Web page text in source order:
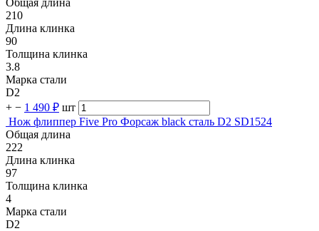
210
Длина клинка
90
Толщина клинка
3.8
Марка стали
D2
+ − 1 490 ₽ шт
Нож флиппер Five Pro Форсаж black сталь D2 SD1524
Общая длина
222
Длина клинка
97
Толщина клинка
4
Марка стали
D2